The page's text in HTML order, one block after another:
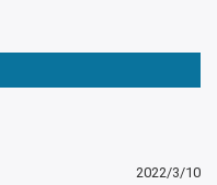
2022/3/10